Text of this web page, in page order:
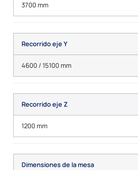
3700 mm
Recorrido eje Y
4600 / 15100 mm
Recorrido eje Z
1200 mm
Dimensiones de la mesa